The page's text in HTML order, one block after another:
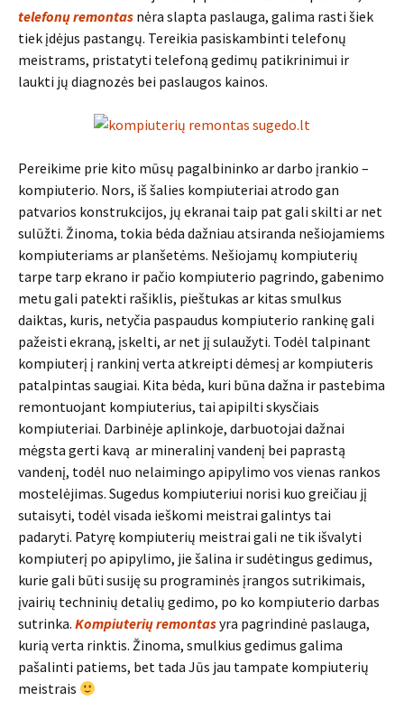
telefonų remontas nėra slapta paslauga, galima rasti šiek
tiek įdėjus pastangų. Tereikia pasiskambinti telefonų
meistrams, pristatyti telefoną gedimų patikrinimui ir
laukti jų diagnozės bei paslaugos kainos.
Pereikime prie kito mūsų pagalbininko ar darbo įrankio –
kompiuterio. Nors, iš šalies kompiuteriai atrodo gan
patvarios konstrukcijos, jų ekranai taip pat gali skilti ar net
sulūžti. Žinoma, tokia bėda dažniau atsiranda nešiojamiems
kompiuteriams ar planšetėms. Nešiojamų kompiuterių
tarpe tarp ekrano ir pačio kompiuterio pagrindo, gabenimo
metu gali patekti rašiklis, pieštukas ar kitas smulkus
daiktas, kuris, netyčia paspaudus kompiuterio rankinę gali
pažeisti ekraną, įskelti, ar net jį sulaužyti. Todėl talpinant
kompiuterį į rankinį verta atkreipti dėmesį ar kompiuteris
patalpintas saugiai. Kita bėda, kuri būna dažna ir pastebima
remontuojant kompiuterius, tai apipilti skysčiais
kompiuteriai. Darbinėje aplinkoje, darbuotojai dažnai
mėgsta gerti kavą ar mineralinį vandenį bei paprastą
vandenį, todėl nuo nelaimingo apipylimo vos vienas rankos
mostelėjimas. Sugedus kompiuteriui norisi kuo greičiau jį
sutaisyti, todėl visada ieškomi meistrai galintys tai
padaryti. Patyrę kompiuterių meistrai gali ne tik išvalyti
kompiuterį po apipylimo, jie šalina ir sudėtingus gedimus,
kurie gali būti susiję su programinės įrangos sutrikimais,
įvairių techninių detalių gedimo, po ko kompiuterio darbas
sutrinka. Kompiuterių remontasyra pagrindinė paslauga,
kurią verta rinktis. Žinoma, smulkius gedimus galima
pašalinti patiems, bet tada Jūs jau tampate kompiuterių
meistrais